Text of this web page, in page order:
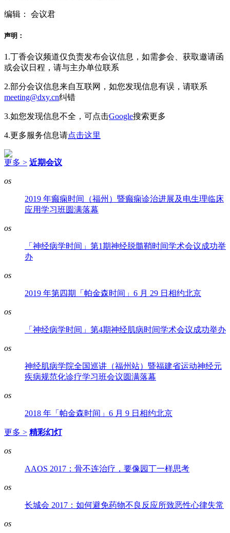
编辑： 会议君
声明：
1.丁香会议频道仅负责发布会议信息，如需参会、获取邀请函
或会议日程，请与主办单位联系
2.部分会议信息来自互联网，如您发现信息有误，请联系
meeting@dxy.cn纠错
3.如您发现信息不全，可点击Google搜索更多
4.更多服务信息请点击这里
更多 > 近期会议
os
2019 年癫痫时间（福州）暨癫痫诊治进展及电生理临床
应用学习班圆满落幕
os
「神经病学时间」第1期神经脱髓鞘时间学术会议成功举
办
os
2019 年第四期「帕金森时间」6 月 29 日相约北京
os
「神经病学时间」第4期神经肌病时间学术会议成功举办
os
神经肌病学院全国巡讲（福州站）暨福建省运动神经元
疾病规范化诊疗学习班会议圆满落幕
os
2018 年「帕金森时间」6 月 9 日相约北京
更多 > 精彩幻灯
os
AAOS 2017：骨不连治疗，要像园丁一样思考
os
长城会 2017：如何避免药物不良反应所致恶性心律失常
os